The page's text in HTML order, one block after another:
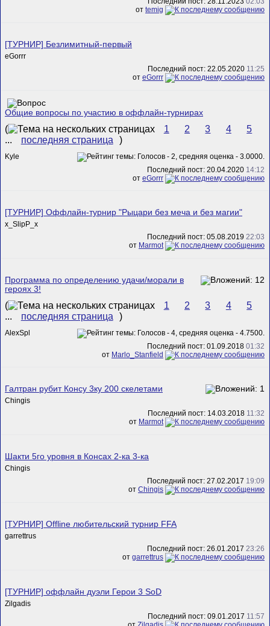
от temig
[ТУРНИР] Безлимитный-первый
eGorrr
Последний пост: 22.05.2020 11:25
от eGorrr
Общие вопросы по участию в оффлайн-турнирах
( 1 2 3 4
5
...
последняя страница )
Kyle
Последний пост: 20.04.2020 14:12
от eGorrr
[ТУРНИР] Оффлайн-турнир "Рыцари без меча и без магии"
x_SlipP_x
Последний пост: 05.08.2019 22:03
от Marmot
Программа по определению удачи/морали в
героях 3!
( 1 2 3 4
5
...
последняя страница )
AlexSpl
Последний пост: 01.09.2018 01:32
от Marlo_Stanfield
Галтран рубит Консу 3ку 200 скелетами
Chingis
Последний пост: 14.03.2018 11:32
от Marmot
Шакти 5го уровня в Консах 2-ка 3-ка
Chingis
Последний пост: 27.02.2017 19:09
от Chingis
[ТУРНИР] Offline любительский турнир FFA
garrettrus
Последний пост: 26.01.2017 23:26
от garrettrus
[ТУРНИР] оффлайн дуэли Герои 3 SoD
Zilgadis
Последний пост: 09.01.2017 11:57